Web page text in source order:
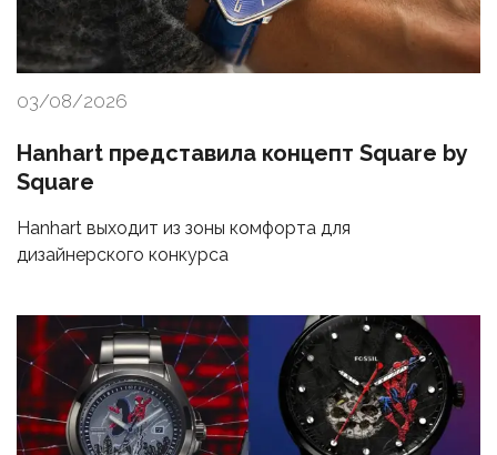
03/08/2026
Hanhart представила концепт Square by
Square
Hanhart выходит из зоны комфорта для
дизайнерского конкурса